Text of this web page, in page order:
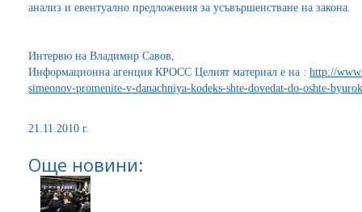
анализ и евентуално предложения за усъвършенстване на закона.
Интервю на Владимир Савов,
Информационна агенция КРОСС Целият материал е на : http://
simeonov-promenite-v-danachniya-kodeks-shte-dovedat-do-oshte-
21.11.2010 г.
Още новини: